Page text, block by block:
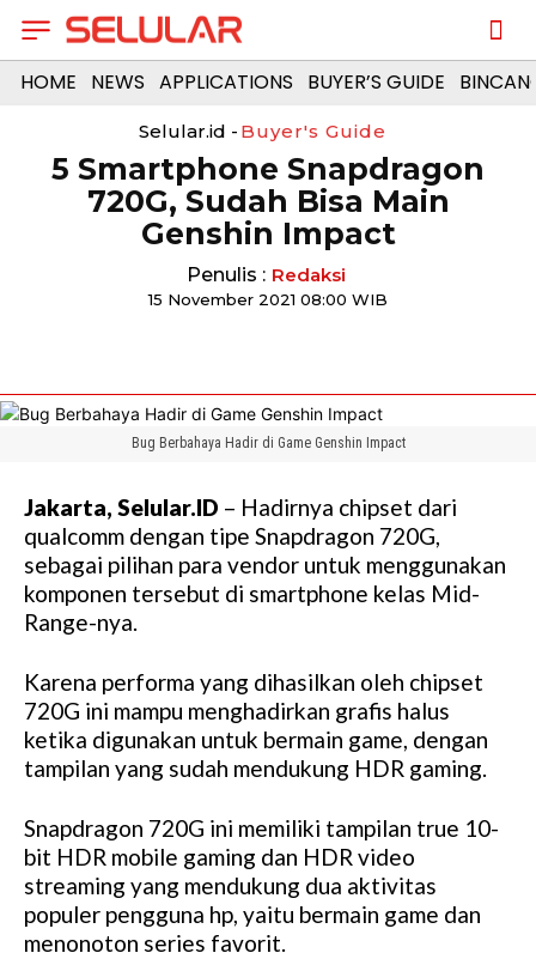
HOME NEWS APPLICATIONS BUYER’S GUIDE
Selular.id - Buyer's Guide
5 Smartphone Snapdragon
720G, Sudah Bisa Main
Genshin Impact
Penulis : Redaksi
15 November 2021 08:00 WIB
Bug Berbahaya Hadir di Game Genshin Impact
Jakarta, Selular.ID – Hadirnya chipset dari
qualcomm dengan tipe Snapdragon 720G,
sebagai pilihan para vendor untuk menggunakan
komponen tersebut di smartphone kelas Mid-
Range-nya.
Karena performa yang dihasilkan oleh chipset
720G ini mampu menghadirkan grafis halus
ketika digunakan untuk bermain game, dengan
tampilan yang sudah mendukung HDR gaming.
Snapdragon 720G ini memiliki tampilan true 10-
bit HDR mobile gaming dan HDR video
streaming yang mendukung dua aktivitas
populer pengguna hp, yaitu bermain game dan
menonoton series favorit.